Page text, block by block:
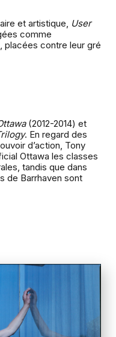
et artistique, User
comme
placées contre leur gré
(2012-2014) et
. En regard des
d’action, Tony
Ottawa les classes
tandis que dans
de Barrhaven sont